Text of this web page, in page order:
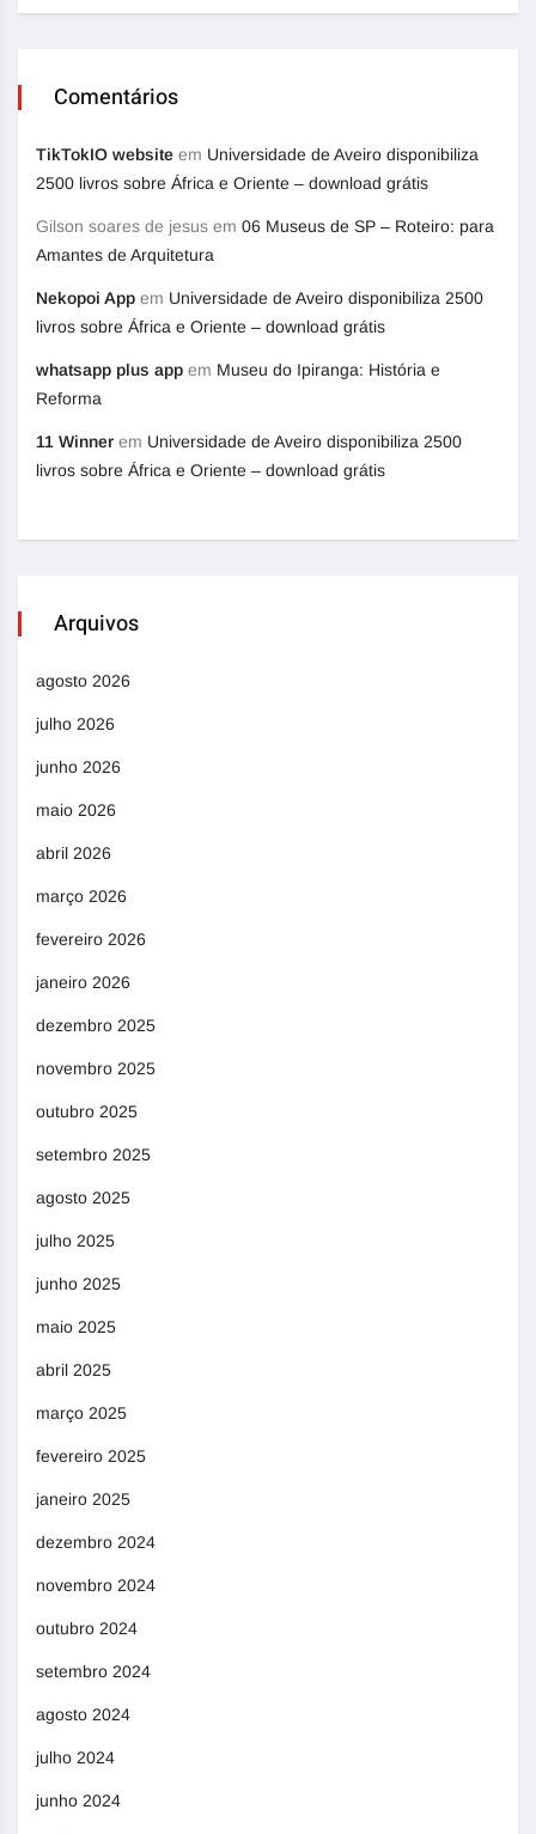
Comentários
TikTokIO website em Universidade de Aveiro disponibiliza
2500 livros sobre África e Oriente – download grátis
Gilson soares de jesus em 06 Museus de SP – Roteiro: para
Amantes de Arquitetura
Nekopoi App em Universidade de Aveiro disponibiliza 2500
livros sobre África e Oriente – download grátis
whatsapp plus app em Museu do Ipiranga: História e
Reforma
11 Winner em Universidade de Aveiro disponibiliza 2500
livros sobre África e Oriente – download grátis
Arquivos
agosto 2026
julho 2026
junho 2026
maio 2026
abril 2026
março 2026
fevereiro 2026
janeiro 2026
dezembro 2025
novembro 2025
outubro 2025
setembro 2025
agosto 2025
julho 2025
junho 2025
maio 2025
abril 2025
março 2025
fevereiro 2025
janeiro 2025
dezembro 2024
novembro 2024
outubro 2024
setembro 2024
agosto 2024
julho 2024
junho 2024